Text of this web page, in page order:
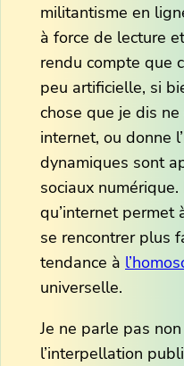
militantisme en
à force de lecture
rendu compte que
peu artificielle, si
chose que je dis
internet, ou donne
dynamiques sont
sociaux
qu’internet permet
se rencontrer plus
tendance à
universelle.
Je ne parle pas
l’interpellation